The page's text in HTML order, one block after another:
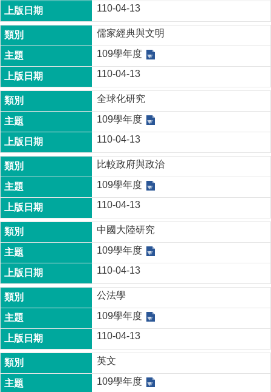
博
士
班
碩
士
班
在
職
專
班
學
術
研
究
國
家
發
展
研
究
期
刊
口
試
專
區
110-04-13
儒家經典與文明
109學年度
110-04-13
全球化研究
109學年度
110-04-13
比較政府與政治
109學年度
110-04-13
中國大陸研究
109學年度
110-04-13
公法學
109學年度
110-04-13
英文
109學年度